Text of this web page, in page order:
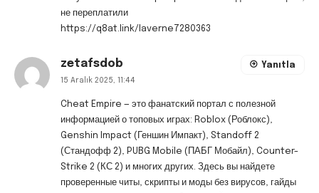
не переплатили
https://q8at.link/laverne7280363
zetafsdob
15 Aralık 2025, 11:44
Cheat Empire — это фанатский портал с полезной
информацией о топовых играх: Roblox (Роблокс),
Genshin Impact (Геншин Импакт), Standoff 2
(Стандофф 2), PUBG Mobile (ПАБГ Мобайл), Counter-
Strike 2 (КС 2) и многих других. Здесь вы найдете
проверенные читы, скрипты и моды без вирусов, гайды
Yanıtla